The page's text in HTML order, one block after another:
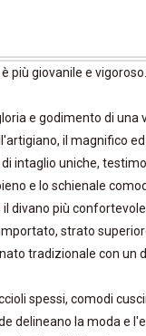
più giovanile e
e godimento di una
il magnifico
intaglio uniche,
e lo schienale
divano più confortevole
strato
tradizionale con
spessi, comodi
delineano la moda e